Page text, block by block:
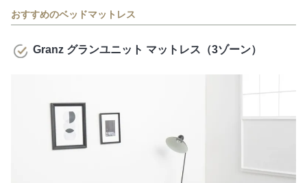
おすすめのベッドマットレス
Granz グランユニット マットレス（3ゾーン）